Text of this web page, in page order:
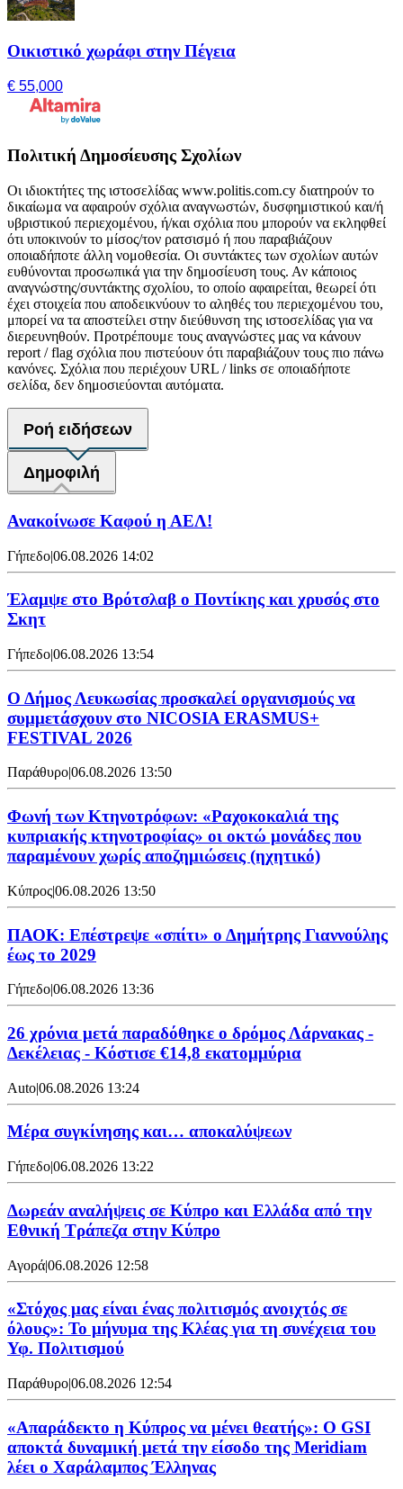
Οικιστικό χωράφι στην Πέγεια
€ 55,000
Πολιτική Δημοσίευσης Σχολίων
Οι ιδιοκτήτες της ιστοσελίδας www.politis.com.cy διατηρούν το
δικαίωμα να αφαιρούν σχόλια αναγνωστών, δυσφημιστικού και/ή
υβριστικού περιεχομένου, ή/και σχόλια που μπορούν να εκληφθεί
ότι υποκινούν το μίσος/τον ρατσισμό ή που παραβιάζουν
οποιαδήποτε άλλη νομοθεσία. Οι συντάκτες των σχολίων αυτών
ευθύνονται προσωπικά για την δημοσίευση τους. Αν κάποιος
αναγνώστης/συντάκτης σχολίου, το οποίο αφαιρείται, θεωρεί ότι
έχει στοιχεία που αποδεικνύουν το αληθές του περιεχομένου του,
μπορεί να τα αποστείλει στην διεύθυνση της ιστοσελίδας για να
διερευνηθούν. Προτρέπουμε τους αναγνώστες μας να κάνουν
report / flag σχόλια που πιστεύουν ότι παραβιάζουν τους πιο πάνω
κανόνες. Σχόλια που περιέχουν URL / links σε οποιαδήποτε
σελίδα, δεν δημοσιεύονται αυτόματα.
Ροή ειδήσεων
Δημοφιλή
Ανακοίνωσε Καφού η ΑΕΛ!
Γήπεδο|06.08.2026 14:02
Έλαμψε στο Βρότσλαβ ο Ποντίκης και χρυσός στο
Σκητ
Γήπεδο|06.08.2026 13:54
Ο Δήμος Λευκωσίας προσκαλεί οργανισμούς να
συμμετάσχουν στο NICOSIA ERASMUS+
FESTIVAL 2026
Παράθυρο|06.08.2026 13:50
Φωνή των Κτηνοτρόφων: «Ραχοκοκαλιά της
κυπριακής κτηνοτροφίας» οι οκτώ μονάδες που
παραμένουν χωρίς αποζημιώσεις (ηχητικό)
Κύπρος|06.08.2026 13:50
ΠΑΟΚ: Επέστρεψε «σπίτι» ο Δημήτρης Γιαννούλης
έως το 2029
Γήπεδο|06.08.2026 13:36
26 χρόνια μετά παραδόθηκε ο δρόμος Λάρνακας -
Δεκέλειας - Κόστισε €14,8 εκατομμύρια
Auto|06.08.2026 13:24
Mέρα συγκίνησης και… αποκαλύψεων
Γήπεδο|06.08.2026 13:22
Δωρεάν αναλήψεις σε Κύπρο και Ελλάδα από την
Εθνική Τράπεζα στην Κύπρο
Αγορά|06.08.2026 12:58
«Στόχος μας είναι ένας πολιτισμός ανοιχτός σε
όλους»: Το μήνυμα της Κλέας για τη συνέχεια του
Υφ. Πολιτισμού
Παράθυρο|06.08.2026 12:54
«Απαράδεκτο η Κύπρος να μένει θεατής»: Ο GSI
αποκτά δυναμική μετά την είσοδο της Meridiam
λέει ο Χαράλαμπος Έλληνας